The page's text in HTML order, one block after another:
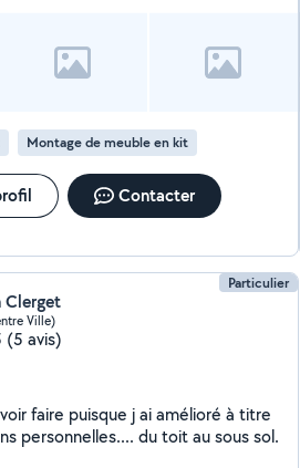
Montage de meuble en kit
Contacter
Particulier
Clerget
Ville)
(5 avis)
personnelles.... du toit au sous sol.